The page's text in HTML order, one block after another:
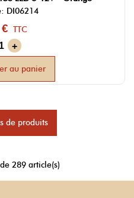
DI06214
€ TTC
+
au panier
de produits
289 article(s)